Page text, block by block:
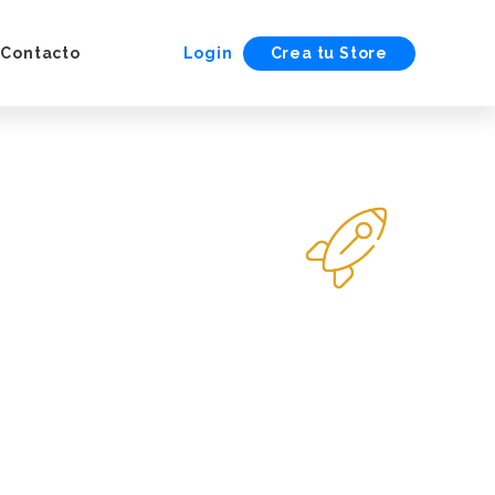
Contacto Login Crea tu Store